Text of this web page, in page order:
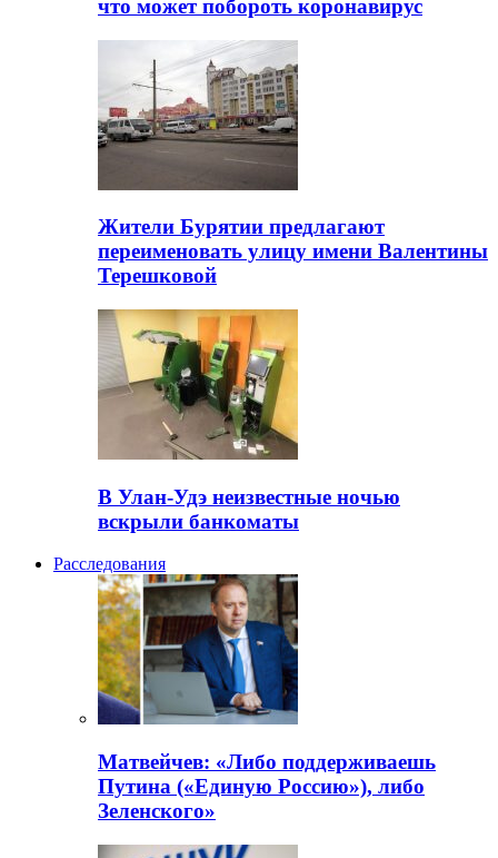
что может побороть коронавирус
Жители Бурятии предлагают
переименовать улицу имени Валентины
Терешковой
В Улан-Удэ неизвестные ночью
вскрыли банкоматы
Расследования
Матвейчев: «Либо поддерживаешь
Путина («Единую Россию»), либо
Зеленского»